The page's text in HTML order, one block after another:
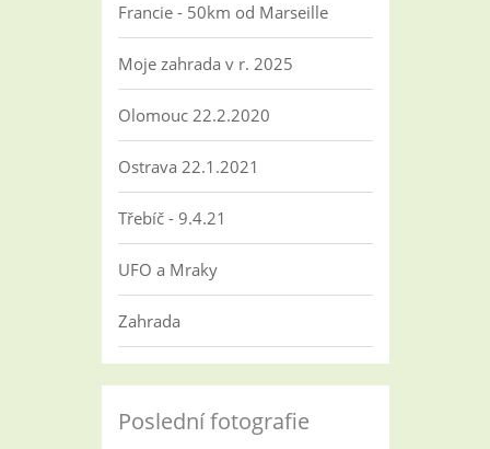
Francie - 50km od Marseille
Moje zahrada v r. 2025
Olomouc 22.2.2020
Ostrava 22.1.2021
Třebíč - 9.4.21
UFO a Mraky
Zahrada
Poslední fotografie